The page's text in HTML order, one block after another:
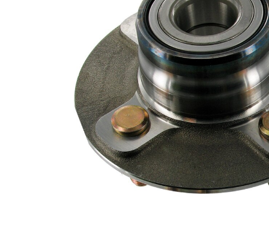
Diámetro
de brida
140
mm
Lista de piezas
Nombre del
artículo
Número
de
artículo
Cantidad
Cojinete SKF03791 1
Tuerca
SKF03067 1
Libreta de
mantenimiento
SKF01510 1